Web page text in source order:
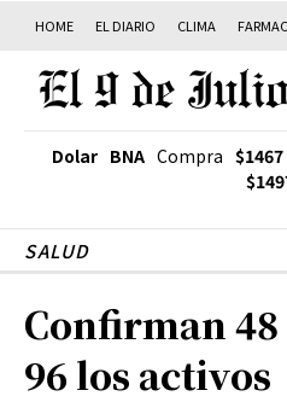
HOME EL DIARIO CLIMA
Dolar BNA Compra $1467
SALUD
Confirman 48
96 los activos